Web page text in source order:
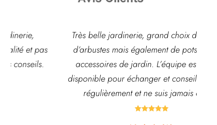
Très belle jardinerie, grand choix de fleurs et
d’arbustes mais également de pots ou autre
accessoires de jardin. L’équipe est souvent
disponible pour échanger et conseiller. J’y vais
régulièrement et ne suis jamais déçue.